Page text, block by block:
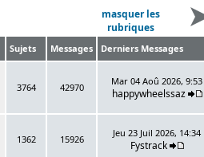
masquer les
rubriques
Sujets Messages Derniers Messages
3764 42970
Mar 04 Aoû 2026, 9:53
happywheelssaz
1362 15926
Jeu 23 Juil 2026, 14:34
Fystrack